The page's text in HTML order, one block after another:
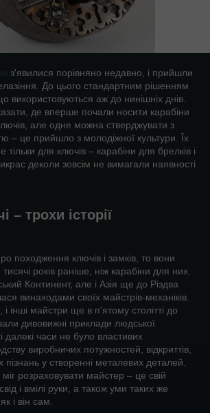
з'явилися порівняно недавно, і прийшли
До цього стандартним рішенням
використовуються аж до нинішніх днів.
де вперше почали носити карабіни
але одне можна стверджувати з
– це прийшло з молодіжної культури. Їх
тільки для ключів – карабіни для брелків і
деколи зовсім не вимагали наявності
– трохи історії
походження ключів і замків, то вони
років раніше, ніж карабіни для них.
Континент, але і Азія ще до Різдва
винаходами своїх майстрів-механіків.
і інші майстри ще в п'ятому столітті до
дивовижні приклади людської
далекі часи не було властивих
виробничих потужностей, відкриттів,
пізнань у створенні металевих деталей.
розраховувати майстер – це свій
і вмілі руки, а також уми таких же
і він сам.